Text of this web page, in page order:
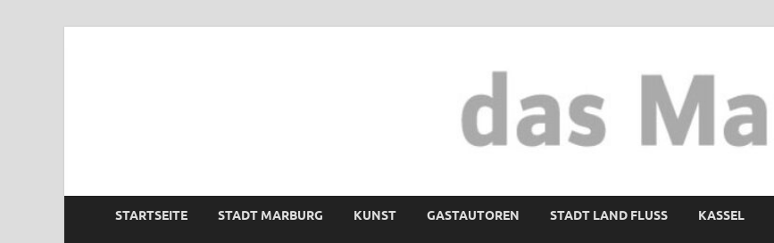
STARTSEITE STADT MARBURG KUNST GASTAUTOREN STADT LAND FLUSS KASSEL